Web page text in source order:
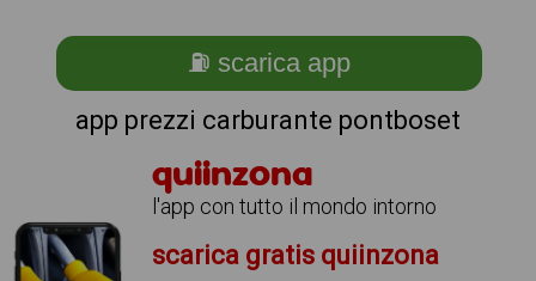
⛽ scarica app
app prezzi carburante pontboset
quiinzona
l'app con tutto il mondo intorno
scarica gratis quiinzona